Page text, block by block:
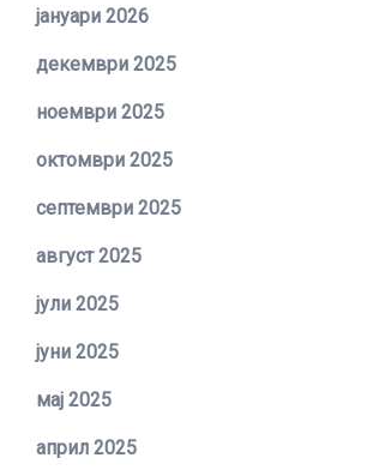
јануари 2026
декември 2025
ноември 2025
октомври 2025
септември 2025
август 2025
јули 2025
јуни 2025
мај 2025
април 2025